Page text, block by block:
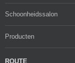
Schoonheidssalon
Producten
ROUTE